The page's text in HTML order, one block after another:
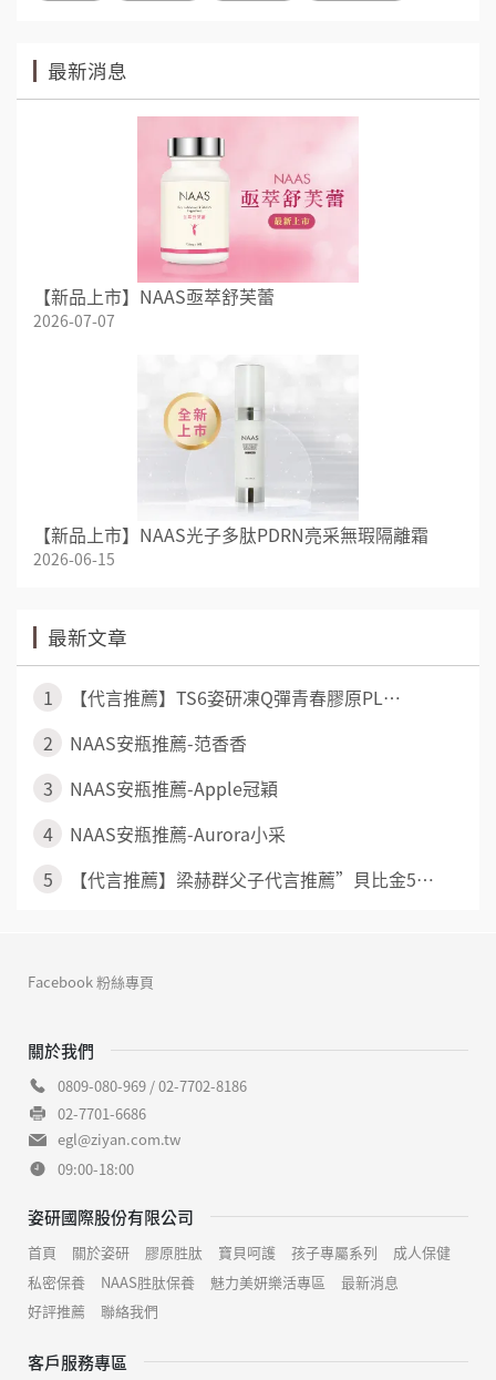
最新消息
【新品上市】NAAS亟萃舒芙蕾
2026-07-07
【新品上市】NAAS光子多肽PDRN亮采無瑕隔離霜
2026-06-15
最新文章
1
【代言推薦】TS6姿研凍Q彈青春膠原PL⋯
2
NAAS安瓶推薦-范香香
3
NAAS安瓶推薦-Apple冠穎
4
NAAS安瓶推薦-Aurora小采
5
【代言推薦】梁赫群父子代言推薦”貝比金5⋯
關於我們
0809-080-969 / 02-7702-8186
02-7701-6686
egl@ziyan.com.tw
09:00-18:00
姿研國際股份有限公司
首頁 關於姿研 膠原胜肽 寶貝呵護 孩子專屬系列
成人保健
私密保養
NAAS胜肽保養 魅力美妍樂活專區
最新消息
好評推薦
聯絡我們
客戶服務專區
Facebook 粉絲專頁